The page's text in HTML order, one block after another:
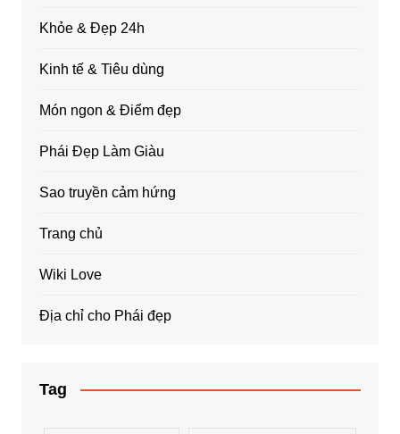
Khỏe & Đẹp 24h
Kinh tế & Tiêu dùng
Món ngon & Điểm đẹp
Phái Đẹp Làm Giàu
Sao truyền cảm hứng
Trang chủ
Wiki Love
Địa chỉ cho Phái đẹp
Tag